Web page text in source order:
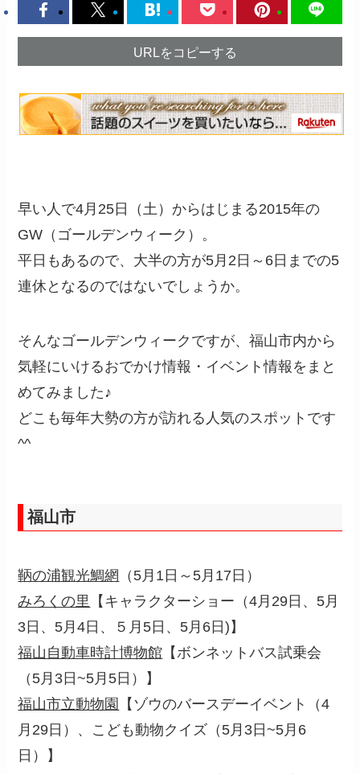
URLをコピーする
早い人で4月25日（土）からはじまる2015年の
GW（ゴールデンウィーク）。
平日もあるので、大半の方が5月2日～6日までの5
連休となるのではないでしょうか。
そんなゴールデンウィークですが、福山市内から
気軽にいけるおでかけ情報・イベント情報をまと
めてみました♪
どこも毎年大勢の方が訪れる人気のスポットです
^^
福山市
鞆の浦観光鯛網
（5月1日～5月17日）
みろくの里
【キャラクターショー（4月29日、 5月
3日、5月4日、５月5日、5月6日) 】
福山自動車時計博物館 【ボンネットバス試乗会
（5月3日~5月5日）】
福山市立動物園
【ゾウのバースデーイベント（4
月29日）、こども動物クイズ（5月3日~5月6
日）】